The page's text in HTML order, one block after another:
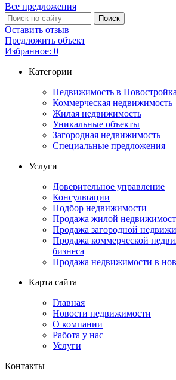
Все предложения
Оставить отзыв
Предложить объект
Избранное: 0
Категории
Недвижимость в
Коммерческая недвижимость
Жилая недвижимость
Уникальные объекты
Загородная недвижимость
Специальные предложения
Услуги
Доверительное управление
Консультации
Подбор недвижимости
Продажа жилой
Продажа загородной
Продажа коммерческой
бизнеса
Продажа недвижимости в
Карта сайта
Главная
Новости недвижимости
О компании
Работа у нас
Услуги
Контакты